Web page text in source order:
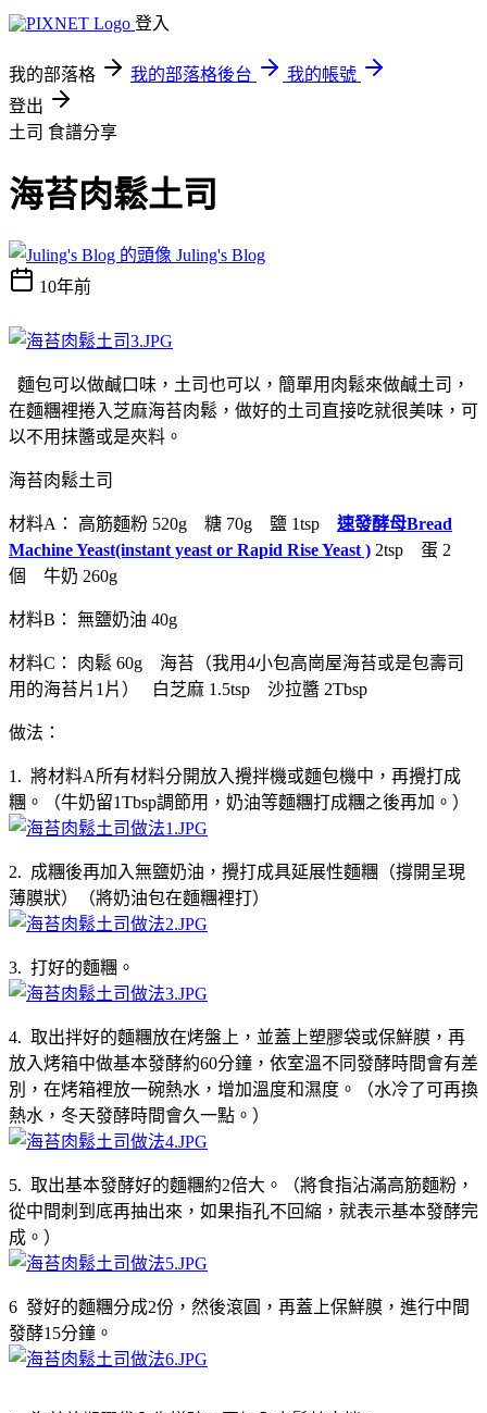
登入
我的部落格 我的部落格後台
我的帳號
登出
土司 食譜分享
海苔肉鬆土司
Juling's Blog
10年前
麵包可以做鹹口味，土司也可以，簡單用肉鬆來做鹹土司，
在麵糰裡捲入芝麻海苔肉鬆，做好的土司直接吃就很美味，可
以不用抹醬或是夾料。
海苔肉鬆土司
材料A： 高筋麵粉 520g 糖 70g 鹽 1tsp 速發酵母Bread
Machine Yeast(instant yeast or Rapid Rise Yeast ) 2tsp 蛋 2
個 牛奶 260g
材料B： 無鹽奶油 40g
材料C： 肉鬆 60g 海苔（我用4小包高崗屋海苔或是包壽司
用的海苔片1片） 白芝麻 1.5tsp 沙拉醬 2Tbsp
做法：
1. 將材料A所有材料分開放入攪拌機或麵包機中，再攪打成
糰。（牛奶留1Tbsp調節用，奶油等麵糰打成糰之後再加。）
2. 成糰後再加入無鹽奶油，攪打成具延展性麵糰（撐開呈現
薄膜狀）（將奶油包在麵糰裡打）
3. 打好的麵糰。
4. 取出拌好的麵糰放在烤盤上，並蓋上塑膠袋或保鮮膜，再
放入烤箱中做基本發酵約60分鐘，依室溫不同發酵時間會有差
別，在烤箱裡放一碗熱水，增加溫度和濕度。（水冷了可再換
熱水，冬天發酵時間會久一點。）
5. 取出基本發酵好的麵糰約2倍大。（將食指沾滿高筋麵粉，
從中間刺到底再抽出來，如果指孔不回縮，就表示基本發酵完
成。）
6 發好的麵糰分成2份，然後滾圓，再蓋上保鮮膜，進行中間
發酵15分鐘。